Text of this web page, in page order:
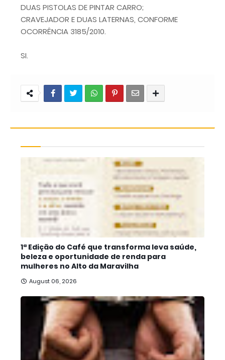
DUAS PISTOLAS DE PINTAR CARRO;
CRAVEJADOR E DUAS LATERNAS, CONFORME
OCORRÊNCIA 3185/2010.
SI.
1ª Edição do Café que transforma leva saúde,
beleza e oportunidade de renda para
mulheres no Alto da Maravilha
August 06, 2026